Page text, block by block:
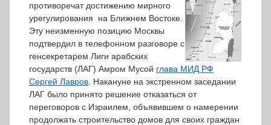
противоречат достижению мирного
урегулирования на Ближнем Востоке.
Эту неизменную позицию Москвы
подтвердил в телефонном разговоре с
генсекретарем Лиги арабских
государств (ЛАГ) Амром Мусой глава МИД РФ
Сергей Лавров . Накануне на экстренном заседании
ЛАГ было принято решение отказаться от
переговоров с Израилем, объявившем о намерении
продолжать строительство домов для своих граждан